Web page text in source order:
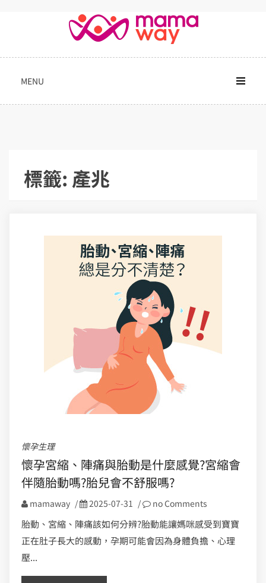
MENU
標籤: 產兆
懷孕生理
懷孕宮縮、陣痛與胎動是什麼感覺?宮縮會
伴隨胎動嗎?胎兒會不舒服嗎?
mamaway / 2025-07-31 / no Comments
胎動、宮縮、陣痛該如何分辨?胎動能讓媽咪感受到寶寶
正在肚子長大的感動，孕期可能會因為身體負擔、心理
壓...